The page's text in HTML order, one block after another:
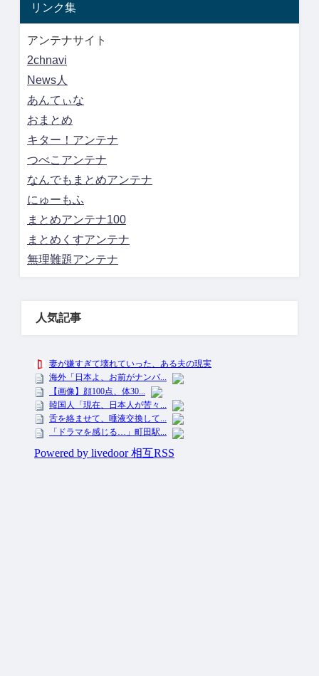
リンク集
アンテナサイト
2chnavi
News人
あんてぃな
おまとめ
キター！アンテナ
つべこアンテナ
なんでもまとめアンテナ
にゅーもふ
まとめアンテナ100
まとめくすアンテナ
無理難題アンテナ
人気記事